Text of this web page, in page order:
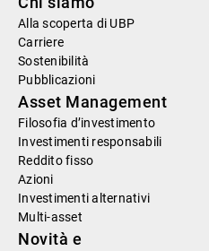
Alla scoperta di UBP
Carriere
Sostenibilità
Pubblicazioni
Asset Management
Filosofia d’investimento
Investimenti responsabili
Reddito fisso
Azioni
Investimenti alternativi
Multi-asset
Novità e